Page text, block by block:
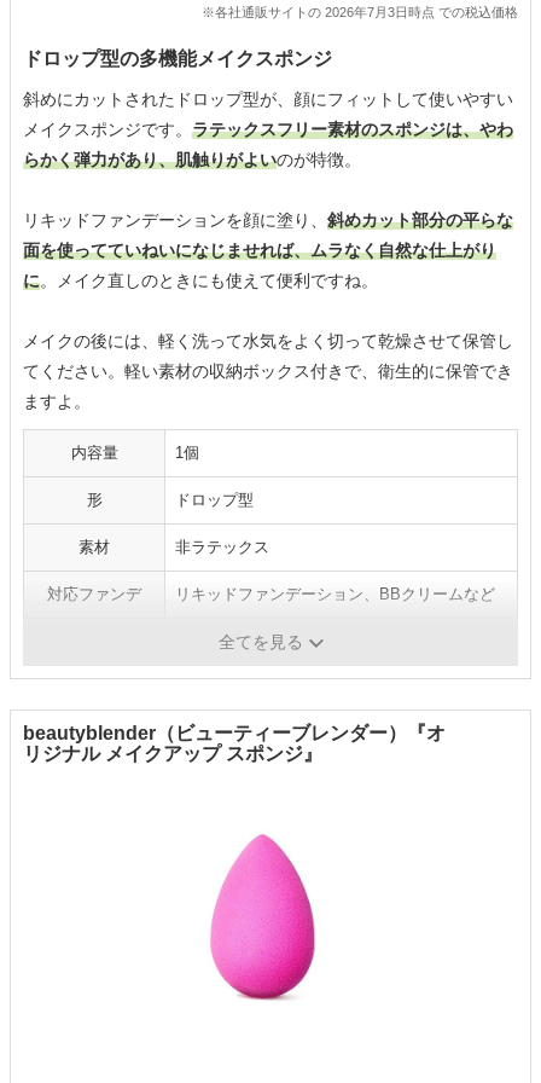
※各社通販サイトの 2026年7月3日時点 での税込価格
ドロップ型の多機能メイクスポンジ
斜めにカットされたドロップ型が、顔にフィットして使いやすい
メイクスポンジです。 ラテックスフリー素材のスポンジは、やわ
らかく弾力があり、肌触りがよいのが特徴。
リキッドファンデーションを顔に塗り、 斜めカット部分の平らな
面を使ってていねいになじませれば、ムラなく自然な仕上がり
に。メイク直しのときにも使えて便利ですね。
メイクの後には、軽く洗って水気をよく切って乾燥させて保管し
てください。軽い素材の収納ボックス付きで、衛生的に保管でき
ますよ。
内容量 1個
形 ドロップ型
素材 非ラテックス
対応ファンデ リキッドファンデーション、BBクリームなど
全てを見る
beautyblender（ビューティーブレンダー）『オ
リジナル メイクアップ スポンジ』